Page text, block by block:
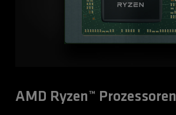
AMD Ryzen™ Prozessoren